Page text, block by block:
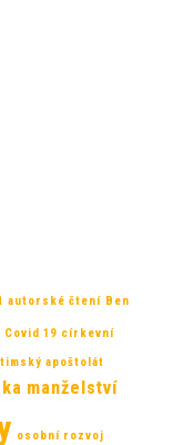
autorské čtení Ben
Covid 19 církevní
apoštolát
manželství
osobní rozvoj